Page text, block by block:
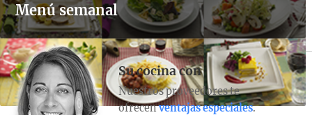
Menú semanal
Su cocina con
Nuestros proveedores te
ofrecenventajas especiales.